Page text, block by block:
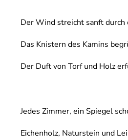
Der Wind streicht sanft durch
Das Knistern des Kamins
Der Duft von Torf und Holz
Jedes Zimmer, ein Spiegel
Eichenholz, Naturstein und